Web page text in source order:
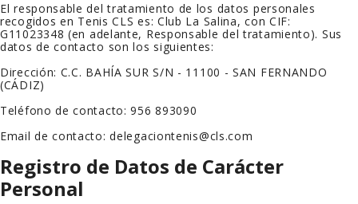
El responsable del tratamiento de los datos personales
recogidos en Tenis CLS es: Club La Salina, con CIF:
G11023348 (en adelante, Responsable del tratamiento). Sus
datos de contacto son los siguientes:
Dirección: C.C. BAHÍA SUR S/N - 11100 - SAN FERNANDO
(CÁDIZ)
Teléfono de contacto:956 893090
Email de contacto:delegaciontenis@cls.com
Registro de Datos de Carácter
Personal